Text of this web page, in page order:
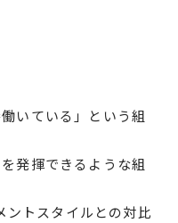
いている」という組
発揮できるような組
トスタイルとの対比